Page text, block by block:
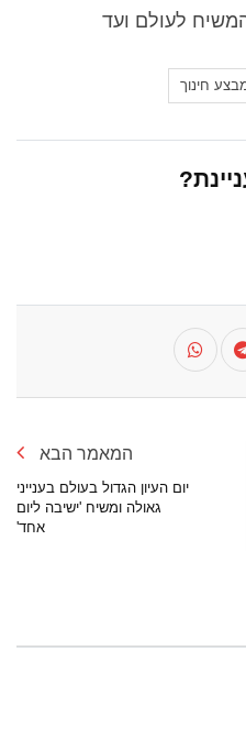
המשיח לעולם ועד
חינוך
המאמר הבא
יום העיון הגדול בעולם בענייני
גאולה ומשיח 'ישיבה ליום
אחד'